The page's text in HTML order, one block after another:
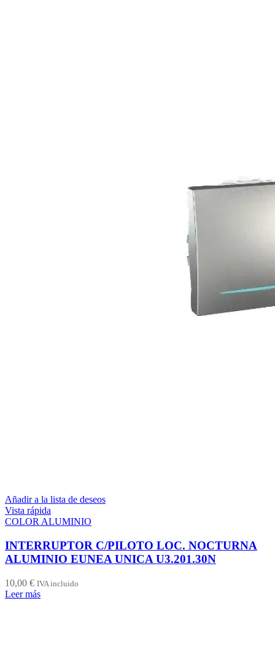
Añadir a la lista de deseos
Vista rápida
COLOR ALUMINIO
INTERRUPTOR C/PILOTO LOC. NOCTURNA
ALUMINIO EUNEA UNICA U3.201.30N
10,00 € IVA incluido
Leer más